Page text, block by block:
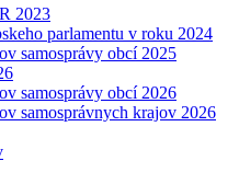
2023
parlamentu v roku 2024
samosprávy obcí 2025
samosprávy obcí 2026
samosprávnych krajov 2026